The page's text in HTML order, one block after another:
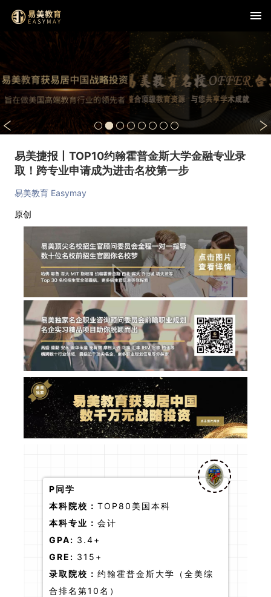
易美捷报丨TOP10约翰霍普金斯大学金融专业录
取！跨专业申请成为进击名校第一步
易美教育 Easymay
原创
P同学
本科院校： TOP80美国本科
本科专业： 会计
GPA: 3.4+
GRE: 315+
录取院校： 约翰霍普金斯大学（全美综
合排名第10名）